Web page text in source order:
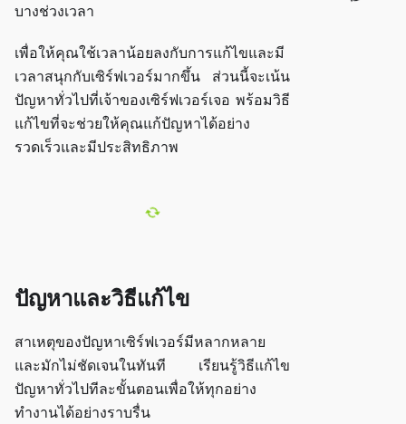
บางช่วงเวลา
เพื่อให้คุณใช้เวลาน้อยลงกับการแก้ไขและมี
เวลาสนุกกับเซิร์ฟเวอร์มากขึ้น ส่วนนี้จะเน้น
ปัญหาทั่วไปที่เจ้าของเซิร์ฟเวอร์เจอ พร้อมวิธี
แก้ไขที่จะช่วยให้คุณแก้ปัญหาได้อย่าง
รวดเร็วและมีประสิทธิภาพ
ปัญหาและวิธีแก้ไข
สาเหตุของปัญหาเซิร์ฟเวอร์มีหลากหลาย
และมักไม่ชัดเจนในทันที เรียนรู้วิธีแก้ไข
ปัญหาทั่วไปทีละขั้นตอนเพื่อให้ทุกอย่าง
ทำงานได้อย่างราบรื่น